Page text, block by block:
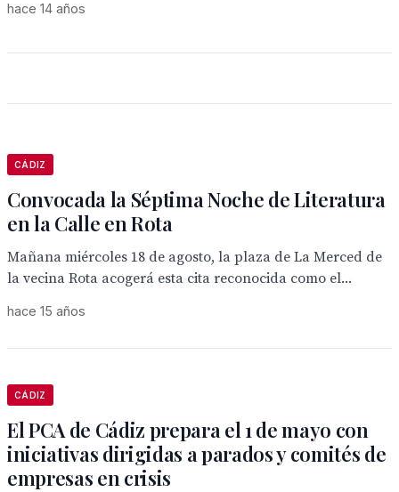
hace 14 años
CÁDIZ
Convocada la Séptima Noche de Literatura
en la Calle en Rota
Mañana miércoles 18 de agosto, la plaza de La Merced de
la vecina Rota acogerá esta cita reconocida como el...
hace 15 años
CÁDIZ
El PCA de Cádiz prepara el 1 de mayo con
iniciativas dirigidas a parados y comités de
empresas en crisis